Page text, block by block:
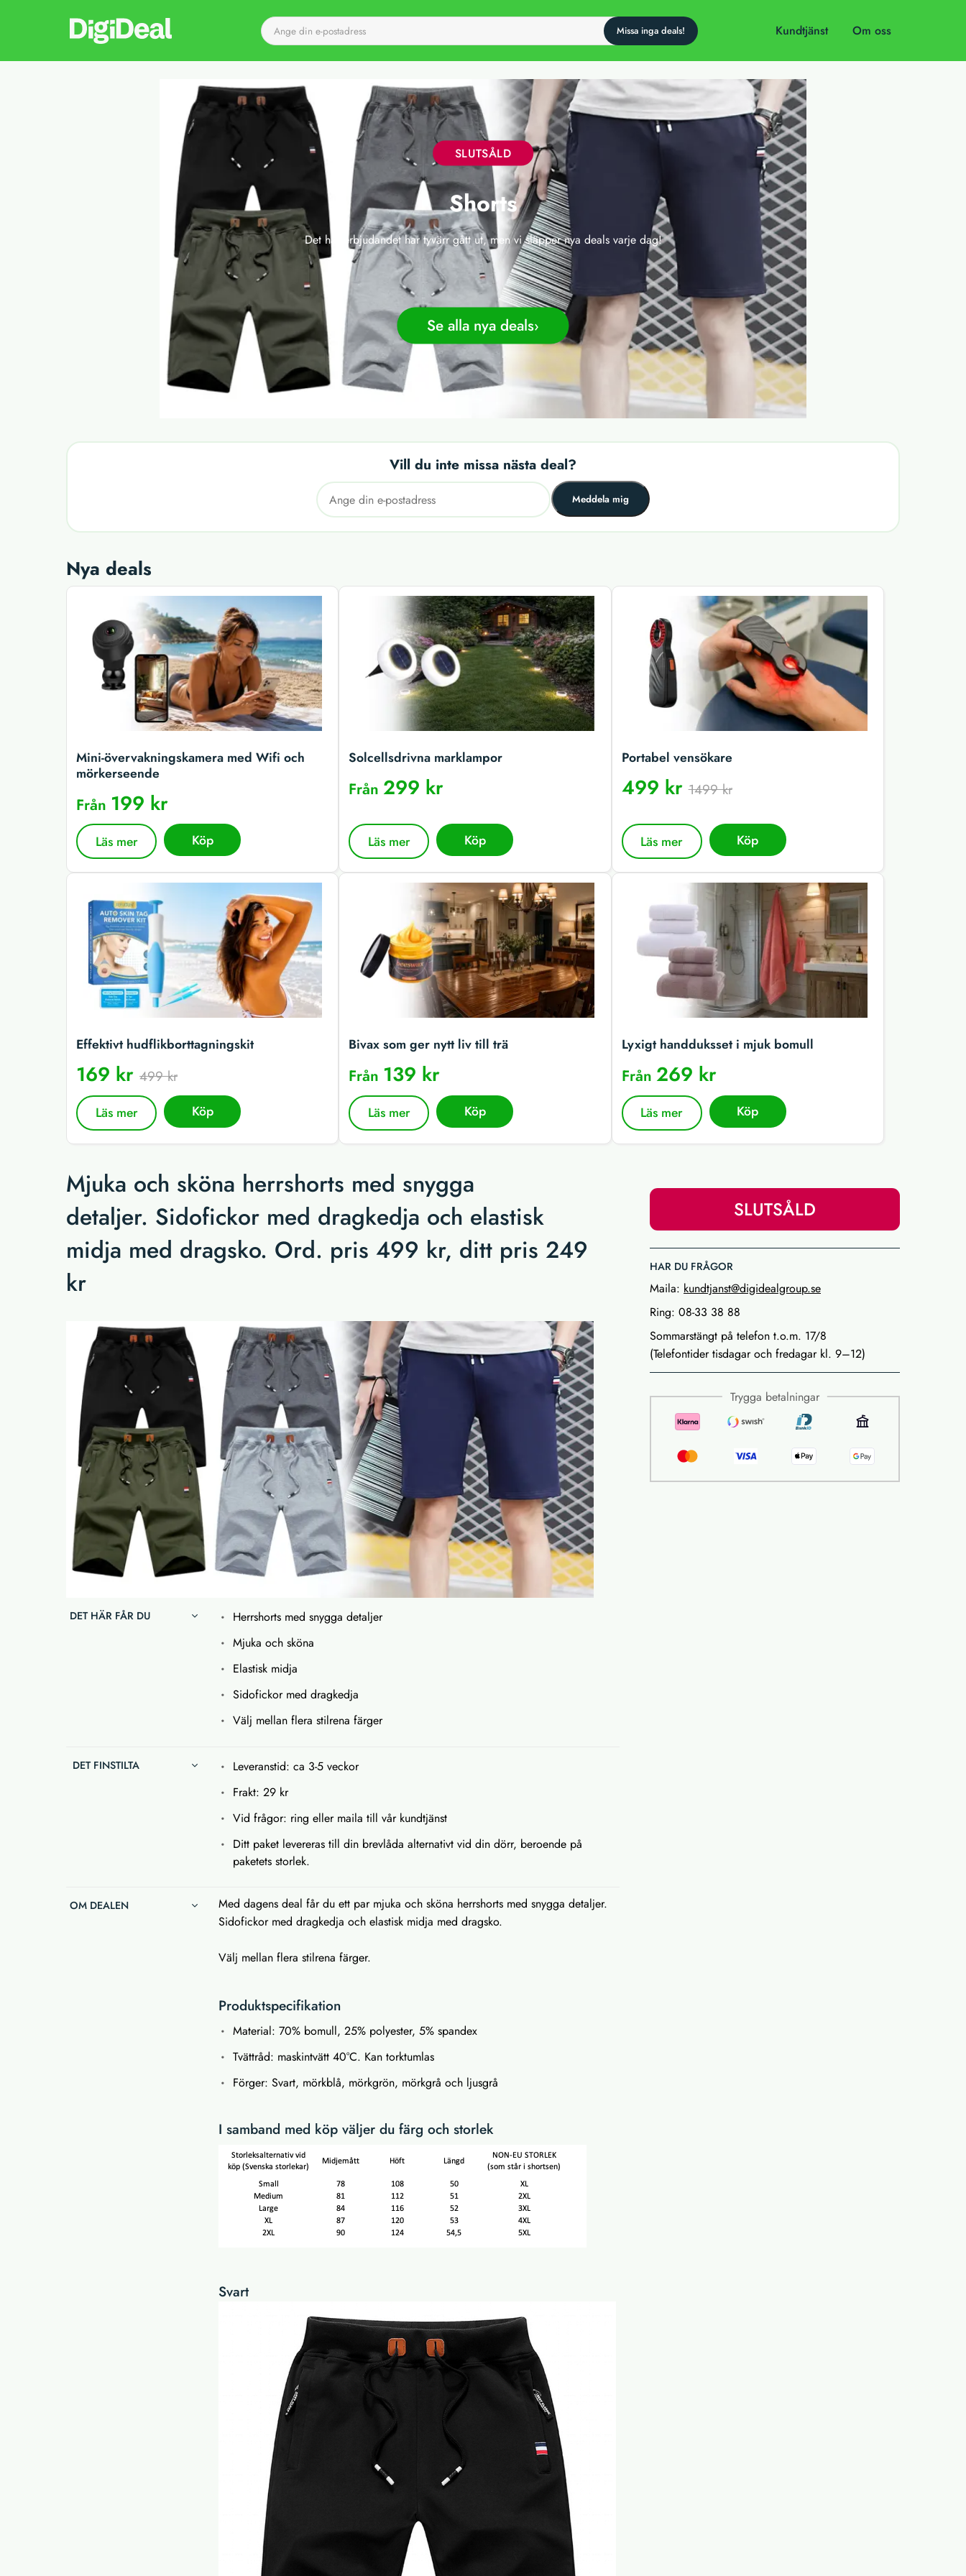
Till startsidan Kundtjänst Om oss
SLUTSÅLD
Shorts
Det här erbjudandet har tyvärr gått ut, men vi släpper nya deals varje dag!
Se alla nya deals
Vill du inte missa nästa deal?
Meddela mig
Nya deals
Mini-övervakningskamera med Wifi och
mörkerseende
Från 199 kr
Läs mer Köp
Solcellsdrivna marklampor
Från299 kr
Läs mer Köp
Portabel vensökare
499 kr1499 kr
Läs mer Köp
Effektivt hudflikborttagningskit
169 kr 499 kr
Läs mer Köp
Bivax som ger nytt liv till trä
Från 139 kr
Läs mer Köp
Lyxigt handduksset i mjuk bomull
Från 269 kr
Läs mer Köp
Mjuka och sköna herrshorts med snygga
detaljer. Sidofickor med dragkedja och elastisk
midja med dragsko. Ord. pris 499 kr, ditt pris 249
kr
SLUTSÅLD
HAR DU FRÅGOR
Maila: kundtjanst@digidealgroup.se
Ring: 08-33 38 88
Sommarstängt på telefon t.o.m. 17/8
(Telefontider tisdagar och fredagar kl. 9–12)
Trygga betalningar
DET HÄR FÅR DU
Herrshorts med snygga detaljer
Mjuka och sköna
Elastisk midja
Sidofickor med dragkedja
Välj mellan flera stilrena färger
DET FINSTILTA
Leveranstid: ca 3-5 veckor
Frakt: 29 kr
Vid frågor: ring eller maila till vår kundtjänst
Ditt paket levereras till din brevlåda alternativt vid din dörr, beroende på
paketets storlek.
OM DEALEN
Med dagens deal får du ett par mjuka och sköna herrshorts med snygga detaljer.
Sidofickor med dragkedja och elastisk midja med dragsko.
Välj mellan flera stilrena färger.
Produktspecifikation
Material: 70% bomull, 25% polyester, 5% spandex
Tvättråd: maskintvätt 40°C. Kan torktumlas
Förger: Svart, mörkblå, mörkgrön, mörkgrå och ljusgrå
I samband med köp väljer du färg och storlek
Svart